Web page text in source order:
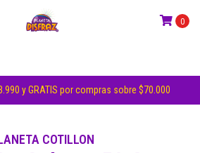
y GRATIS por compras sobre $70.000
0
COTILLON